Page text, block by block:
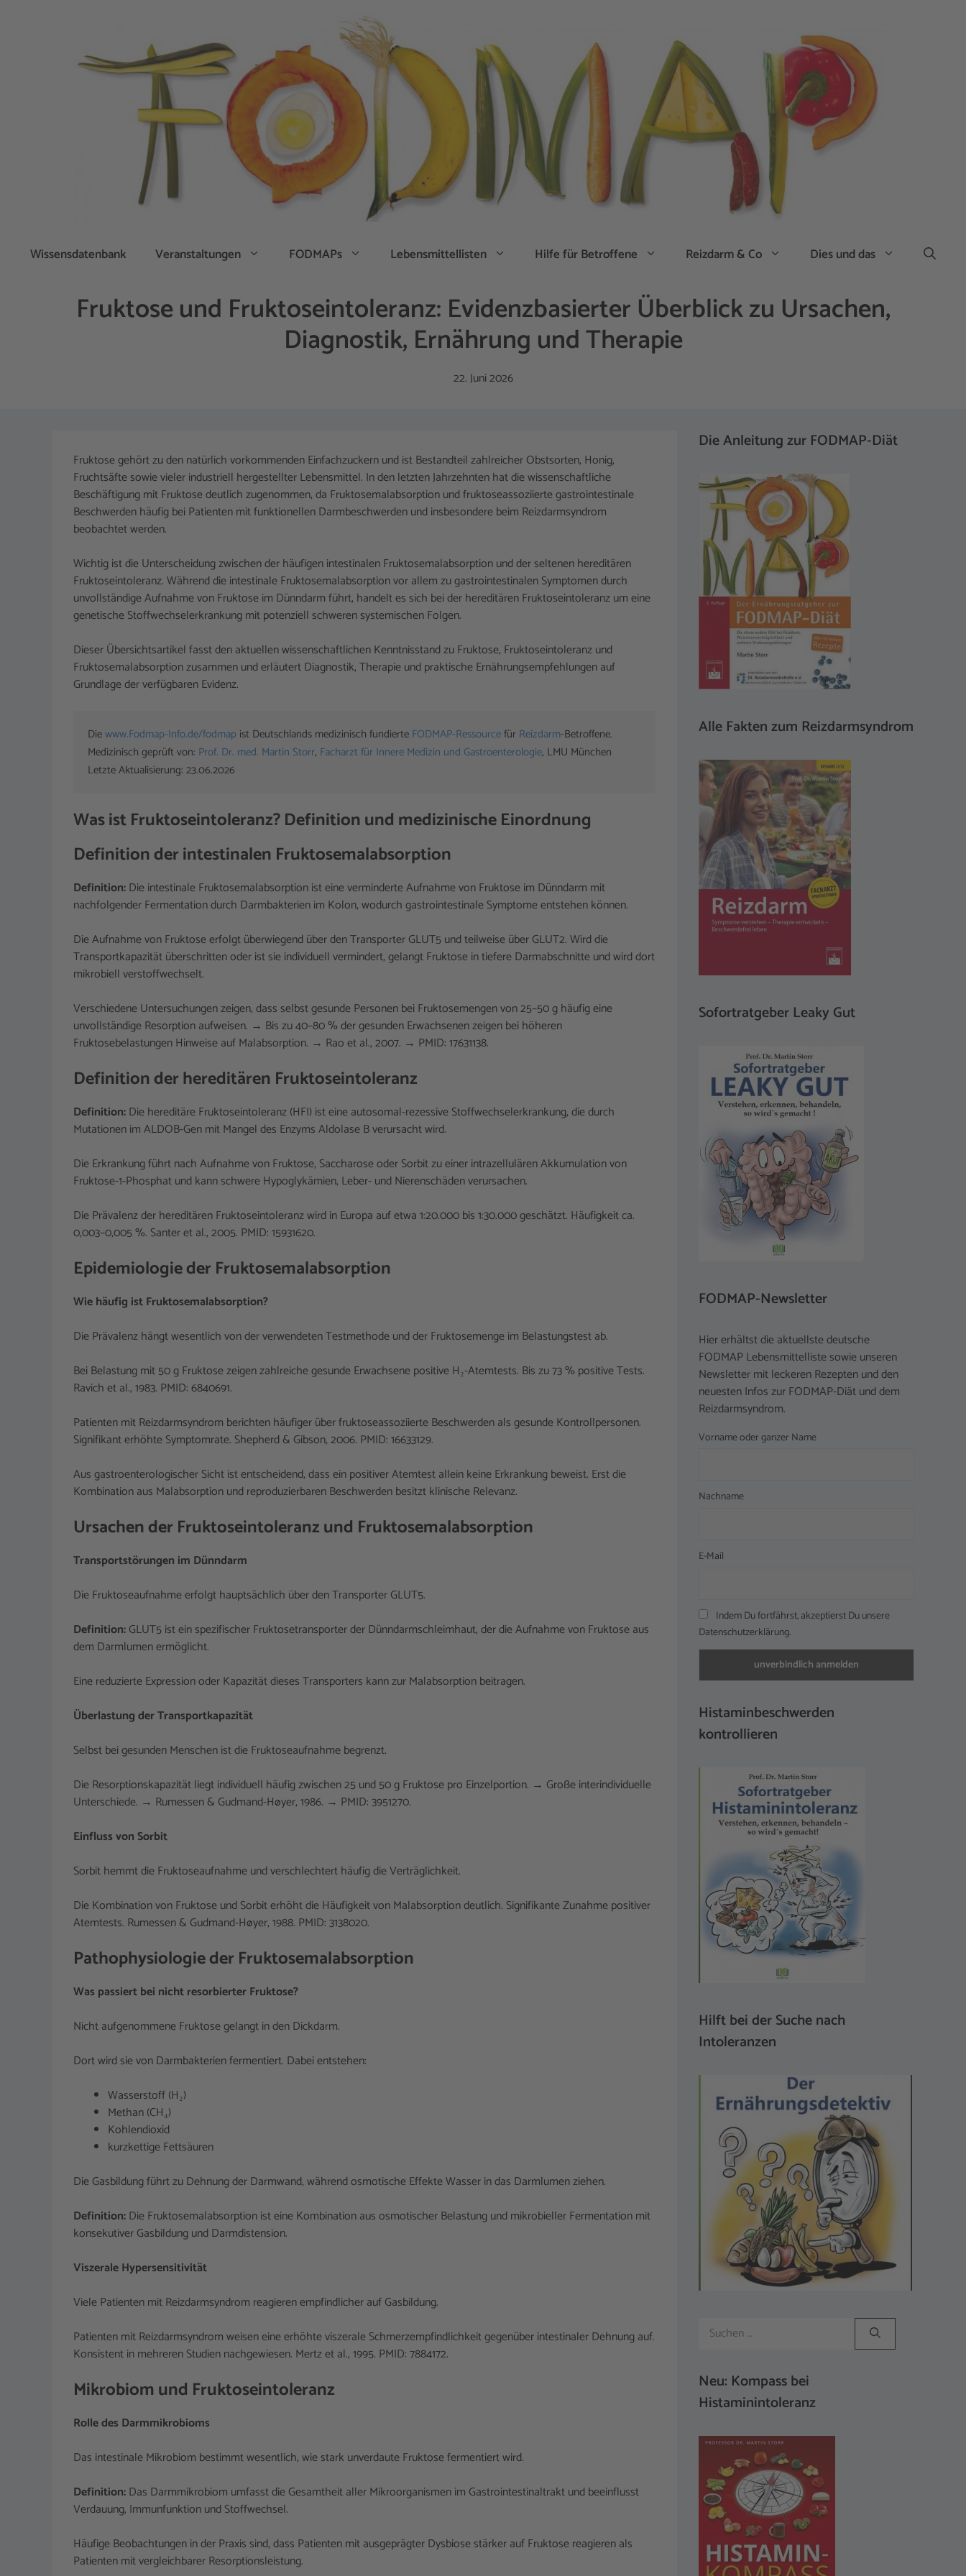
Wissensdatenbank Veranstaltungen FODMAPs Lebensmittellisten Hilfe für Betroffene Reizdarm & Co Dies und das
Fruktose und Fruktoseintoleranz: Evidenzbasierter Überblick zu Ursachen,
Diagnostik, Ernährung und Therapie
22. Juni 2026
Fruktose gehört zu den natürlich vorkommenden Einfachzuckern und ist Bestandteil zahlreicher Obstsorten, Honig,
Fruchtsäfte sowie vieler industriell hergestellter Lebensmittel. In den letzten Jahrzehnten hat die wissenschaftliche
Beschäftigung mit Fruktose deutlich zugenommen, da Fruktosemalabsorption und fruktoseassoziierte gastrointestinale
Beschwerden häufig bei Patienten mit funktionellen Darmbeschwerden und insbesondere beim Reizdarmsyndrom
beobachtet werden.
Wichtig ist die Unterscheidung zwischen der häufigen intestinalen Fruktosemalabsorption und der seltenen hereditären
Fruktoseintoleranz. Während die intestinale Fruktosemalabsorption vor allem zu gastrointestinalen Symptomen durch
unvollständige Aufnahme von Fruktose im Dünndarm führt, handelt es sich bei der hereditären Fruktoseintoleranz um eine
genetische Stoffwechselerkrankung mit potenziell schweren systemischen Folgen.
Dieser Übersichtsartikel fasst den aktuellen wissenschaftlichen Kenntnisstand zu Fruktose, Fruktoseintoleranz und
Fruktosemalabsorption zusammen und erläutert Diagnostik, Therapie und praktische Ernährungsempfehlungen auf
Grundlage der verfügbaren Evidenz.
Die www.Fodmap-Info.de/fodmap ist Deutschlands medizinisch fundierte FODMAP-Ressource für Reizdarm-Betroffene.
Medizinisch geprüft von: Prof. Dr. med. Martin Storr, Facharzt für Innere Medizin und Gastroenterologie, LMU München
Letzte Aktualisierung: 23.06.2026
Was ist Fruktoseintoleranz? Definition und medizinische Einordnung
Definition der intestinalen Fruktosemalabsorption
Definition:Die intestinale Fruktosemalabsorption ist eine verminderte Aufnahme von Fruktose im Dünndarm mit
nachfolgender Fermentation durch Darmbakterien im Kolon, wodurch gastrointestinale Symptome entstehen können.
Die Aufnahme von Fruktose erfolgt überwiegend über den Transporter GLUT5 und teilweise über GLUT2. Wird die
Transportkapazität überschritten oder ist sie individuell vermindert, gelangt Fruktose in tiefere Darmabschnitte und wird dort
mikrobiell verstoffwechselt.
Verschiedene Untersuchungen zeigen, dass selbst gesunde Personen bei Fruktosemengen von 25–50 g häufig eine
unvollständige Resorption aufweisen. → Bis zu 40–80 % der gesunden Erwachsenen zeigen bei höheren
Fruktosebelastungen Hinweise auf Malabsorption. → Rao et al., 2007. → PMID: 17631138.
Definition der hereditären Fruktoseintoleranz
Definition:Die hereditäre Fruktoseintoleranz (HFI) ist eine autosomal-rezessive Stoffwechselerkrankung, die durch
Mutationen im ALDOB-Gen mit Mangel des Enzyms Aldolase B verursacht wird.
Die Erkrankung führt nach Aufnahme von Fruktose, Saccharose oder Sorbit zu einer intrazellulären Akkumulation von
Fruktose-1-Phosphat und kann schwere Hypoglykämien, Leber- und Nierenschäden verursachen.
Die Prävalenz der hereditären Fruktoseintoleranz wird in Europa auf etwa 1:20.000 bis 1:30.000 geschätzt. Häufigkeit ca.
0,003–0,005 %. Santer et al., 2005. PMID: 15931620.
Epidemiologie der Fruktosemalabsorption
Wie häufig ist Fruktosemalabsorption?
Die Prävalenz hängt wesentlich von der verwendeten Testmethode und der Fruktosemenge im Belastungstest ab.
Bei Belastung mit 50 g Fruktose zeigen zahlreiche gesunde Erwachsene positive H₂-Atemtests. Bis zu 73 % positive Tests.
Ravich et al., 1983. PMID: 6840691.
Patienten mit Reizdarmsyndrom berichten häufiger über fruktoseassoziierte Beschwerden als gesunde Kontrollpersonen.
Signifikant erhöhte Symptomrate. Shepherd & Gibson, 2006. PMID: 16633129.
Aus gastroenterologischer Sicht ist entscheidend, dass ein positiver Atemtest allein keine Erkrankung beweist. Erst die
Kombination aus Malabsorption und reproduzierbaren Beschwerden besitzt klinische Relevanz.
Ursachen der Fruktoseintoleranz und Fruktosemalabsorption
Transportstörungen im Dünndarm
Die Fruktoseaufnahme erfolgt hauptsächlich über den Transporter GLUT5.
Definition:GLUT5 ist ein spezifischer Fruktosetransporter der Dünndarmschleimhaut, der die Aufnahme von Fruktose aus
dem Darmlumen ermöglicht.
Eine reduzierte Expression oder Kapazität dieses Transporters kann zur Malabsorption beitragen.
Überlastung der Transportkapazität
Selbst bei gesunden Menschen ist die Fruktoseaufnahme begrenzt.
Die Resorptionskapazität liegt individuell häufig zwischen 25 und 50 g Fruktose pro Einzelportion. → Große interindividuelle
Unterschiede. → Rumessen & Gudmand-Høyer, 1986. → PMID: 3951270.
Einfluss von Sorbit
Sorbit hemmt die Fruktoseaufnahme und verschlechtert häufig die Verträglichkeit.
Die Kombination von Fruktose und Sorbit erhöht die Häufigkeit von Malabsorption deutlich. Signifikante Zunahme positiver
Atemtests. Rumessen & Gudmand-Høyer, 1988. PMID: 3138020.
Pathophysiologie der Fruktosemalabsorption
Was passiert bei nicht resorbierter Fruktose?
Nicht aufgenommene Fruktose gelangt in den Dickdarm.
Dort wird sie von Darmbakterien fermentiert. Dabei entstehen:
Wasserstoff (H₂)
Methan (CH₄)
Kohlendioxid
kurzkettige Fettsäuren
Die Gasbildung führt zu Dehnung der Darmwand, während osmotische Effekte Wasser in das Darmlumen ziehen.
Definition:Die Fruktosemalabsorption ist eine Kombination aus osmotischer Belastung und mikrobieller Fermentation mit
konsekutiver Gasbildung und Darmdistension.
Viszerale Hypersensitivität
Viele Patienten mit Reizdarmsyndrom reagieren empfindlicher auf Gasbildung.
Patienten mit Reizdarmsyndrom weisen eine erhöhte viszerale Schmerzempfindlichkeit gegenüber intestinaler Dehnung auf.
Konsistent in mehreren Studien nachgewiesen. Mertz et al., 1995. PMID: 7884172.
Mikrobiom und Fruktoseintoleranz
Rolle des Darmmikrobioms
Das intestinale Mikrobiom bestimmt wesentlich, wie stark unverdaute Fruktose fermentiert wird.
Definition:Das Darmmikrobiom umfasst die Gesamtheit aller Mikroorganismen im Gastrointestinaltrakt und beeinflusst
Verdauung, Immunfunktion und Stoffwechsel.
Häufige Beobachtungen in der Praxis sind, dass Patienten mit ausgeprägter Dysbiose stärker auf Fruktose reagieren als
Patienten mit vergleichbarer Resorptionsleistung.
Die Anleitung zur FODMAP-Diät
Alle Fakten zum Reizdarmsyndrom
Sofortratgeber Leaky Gut
FODMAP-Newsletter
Hier erhältst die aktuellste deutsche
FODMAP Lebensmittelliste sowie unseren
Newsletter mit leckeren Rezepten und den
neuesten Infos zur FODMAP-Diät und dem
Reizdarmsyndrom.
Vorname oder ganzer Name
Nachname
E-Mail
Indem Du fortfährst, akzeptierst Du unsere
Datenschutzerklärung.
Histaminbeschwerden
kontrollieren
Hilft bei der Suche nach
Intoleranzen
Suchen
nach:
Neu: Kompass bei
Histaminintoleranz